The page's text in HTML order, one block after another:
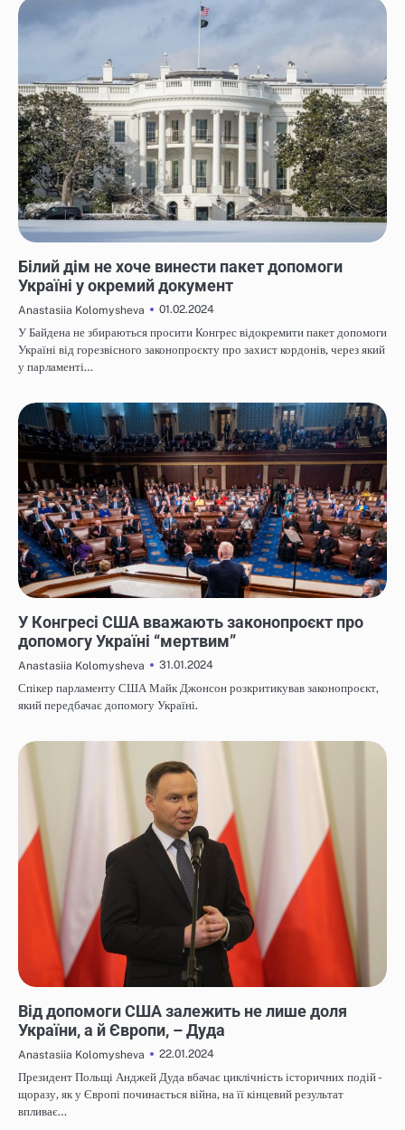
Білий дім не хоче винести пакет допомоги
Україні у окремий документ
Anastasiia Kolomysheva
01.02.2024
У Байдена не збираються просити Конгрес відокремити пакет допомоги
Україні від горезвісного законопроєкту про захист кордонів, через який
у парламенті…
У Конгресі США вважають законопроєкт про
допомогу Україні “мертвим”
Anastasiia Kolomysheva
31.01.2024
Спікер парламенту США Майк Джонсон розкритикував законопроєкт,
який передбачає допомогу Україні.
Від допомоги США залежить не лише доля
України, а й Європи, – Дуда
Anastasiia Kolomysheva
22.01.2024
Президент Польщі Анджей Дуда вбачає циклічність історичних подій -
щоразу, як у Європі починається війна, на її кінцевий результат
впливає…